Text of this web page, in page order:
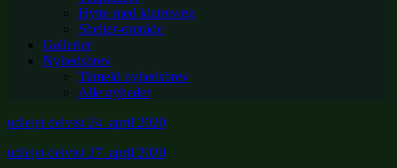
Hytte med klatrevæg
Shelter-område
Gallerier
Nyhedsbrev
Tilmeld nyhedsbrev
Alle nyheder
udlejet delvist 24. april 2020
udlejet delvist 27. april 2020